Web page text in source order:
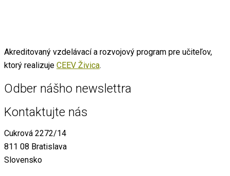
Akreditovaný vzdelávací a rozvojový program pre učiteľov,
ktorý realizuje CEEV Živica.
Odber nášho newslettra
Kontaktujte nás
Cukrová 2272/14
811 08 Bratislava
Slovensko